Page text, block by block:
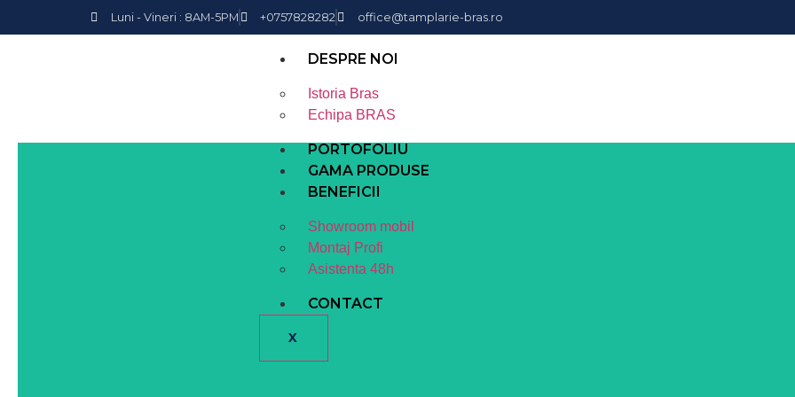
Luni - Vineri : 8AM-5PM +0757828282 office@tamplarie-bras.ro
DESPRE NOI
Istoria Bras
Echipa BRAS
PORTOFOLIU
GAMA PRODUSE
BENEFICII
Showroom mobil
Montaj Profi
Asistenta 48h
CONTACT
X